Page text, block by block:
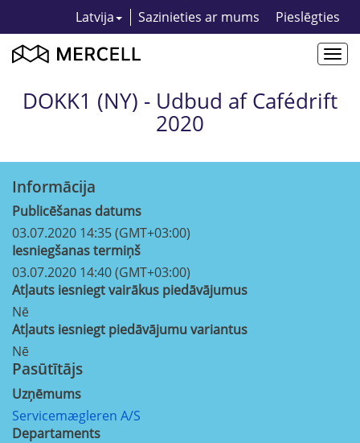
Latvija Sazinieties ar mums Pieslēgties
DOKK1 (NY) - Udbud af Cafédrift
2020
Informācija
Publicēšanas datums
03.07.2020 14:35 (GMT+03:00)
Iesniegšanas termiņš
03.07.2020 14:40 (GMT+03:00)
Atļauts iesniegt vairākus piedāvājumus
Nē
Atļauts iesniegt piedāvājumu variantus
Nē
Pasūtītājs
Uzņēmums
Servicemægleren A/S
Departaments